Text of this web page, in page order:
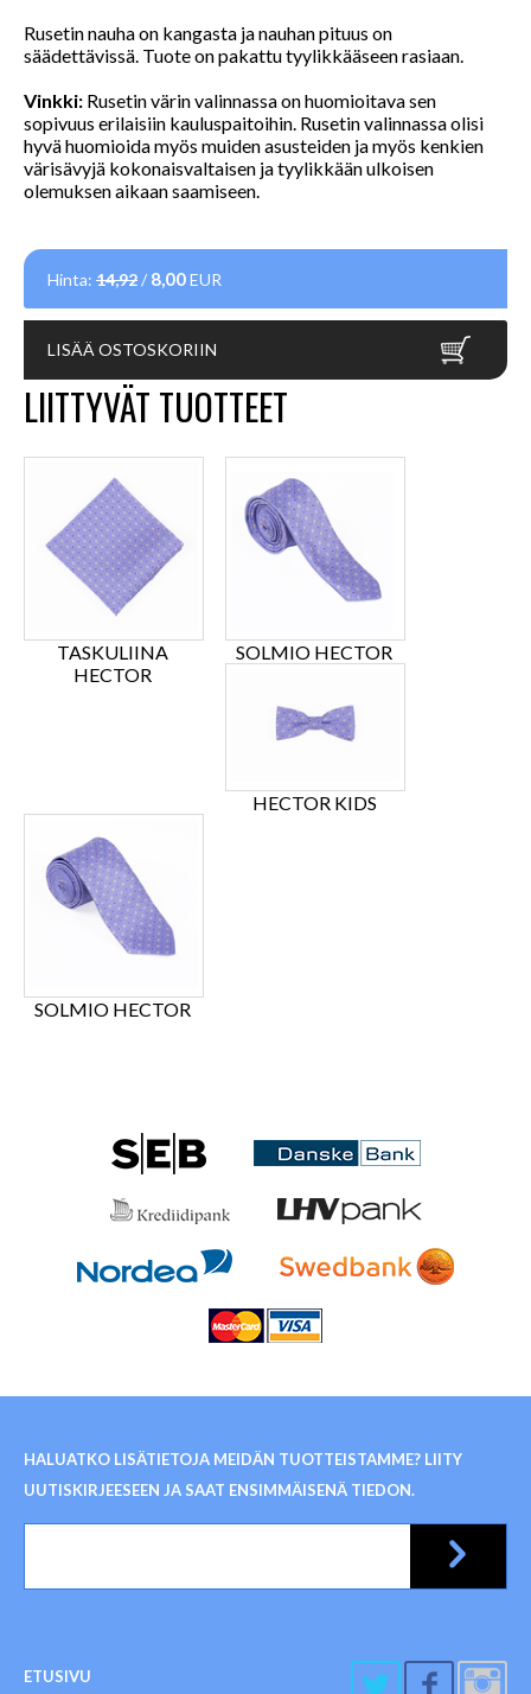
Rusetin nauha on kangasta ja nauhan pituus on
säädettävissä. Tuote on pakattu tyylikkääseen rasiaan.
Vinkki: Rusetin värin valinnassa on huomioitava sen
sopivuus erilaisiin kauluspaitoihin. Rusetin valinnassa olisi
hyvä huomioida myös muiden asusteiden ja myös kenkien
värisävyjä kokonaisvaltaisen ja tyylikkään ulkoisen
olemuksen aikaan saamiseen.
Hinta: 14,92/ 8,00EUR
LISÄÄ OSTOSKORIIN
LIITTYVÄT TUOTTEET
TASKULIINA
HECTOR
SOLMIO HECTOR
HECTOR KIDS
SOLMIO HECTOR
HALUATKO LISÄTIETOJA MEIDÄN TUOTTEISTAMME? LIITY
UUTISKIRJEESEEN JA SAAT ENSIMMÄISENÄ TIEDON.
ETUSIVU